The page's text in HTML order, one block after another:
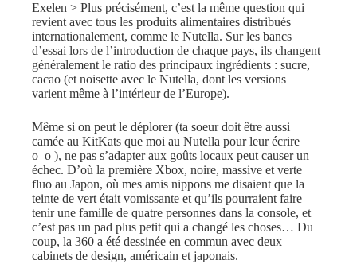
Exelen > Plus précisément, c’est la même question qui
revient avec tous les produits alimentaires distribués
internationalement, comme le Nutella. Sur les bancs
d’essai lors de l’introduction de chaque pays, ils changent
généralement le ratio des principaux ingrédients : sucre,
cacao (et noisette avec le Nutella, dont les versions
varient même à l’intérieur de l’Europe).
Même si on peut le déplorer (ta soeur doit être aussi
camée au KitKats que moi au Nutella pour leur écrire
o_o ), ne pas s’adapter aux goûts locaux peut causer un
échec. D’où la première Xbox, noire, massive et verte
fluo au Japon, où mes amis nippons me disaient que la
teinte de vert était vomissante et qu’ils pourraient faire
tenir une famille de quatre personnes dans la console, et
c’est pas un pad plus petit qui a changé les choses… Du
coup, la 360 a été dessinée en commun avec deux
cabinets de design, américain et japonais.